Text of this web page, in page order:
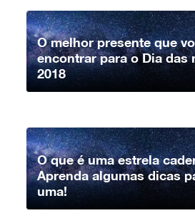
O melhor presente que
encontrar para o Dia das
2018
O que é uma estrela
Aprenda algumas dicas
uma!